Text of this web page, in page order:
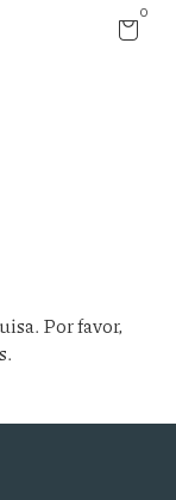
0
Por favor,